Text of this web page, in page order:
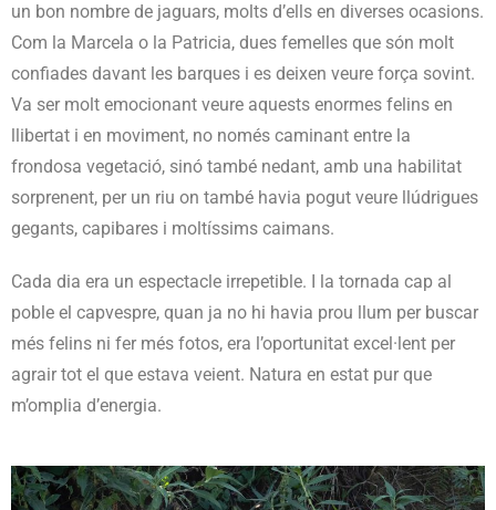
un bon nombre de jaguars, molts d’ells en diverses ocasions.
Com la Marcela o la Patricia, dues femelles que són molt
confiades davant les barques i es deixen veure força sovint.
Va ser molt emocionant veure aquests enormes felins en
llibertat i en moviment, no només caminant entre la
frondosa vegetació, sinó també nedant, amb una habilitat
sorprenent, per un riu on també havia pogut veure llúdrigues
gegants, capibares i moltíssims caimans.
Cada dia era un espectacle irrepetible. I la tornada cap al
poble el capvespre, quan ja no hi havia prou llum per buscar
més felins ni fer més fotos, era l’oportunitat excel·lent per
agrair tot el que estava veient. Natura en estat pur que
m’omplia d’energia.